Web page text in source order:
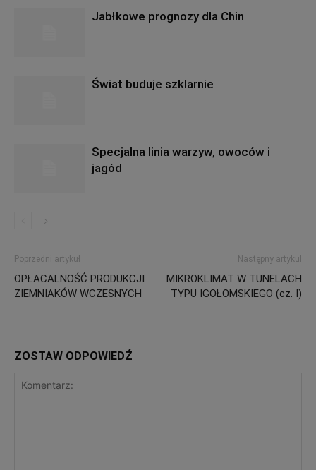
Jabłkowe prognozy dla Chin
Świat buduje szklarnie
Specjalna linia warzyw, owoców i
jagód
Poprzedni artykuł
OPŁACALNOŚĆ PRODUKCJI
ZIEMNIAKÓW WCZESNYCH
Następny artykuł
MIKROKLIMAT W TUNELACH
TYPU IGOŁOMSKIEGO (cz. I)
ZOSTAW ODPOWIEDŹ